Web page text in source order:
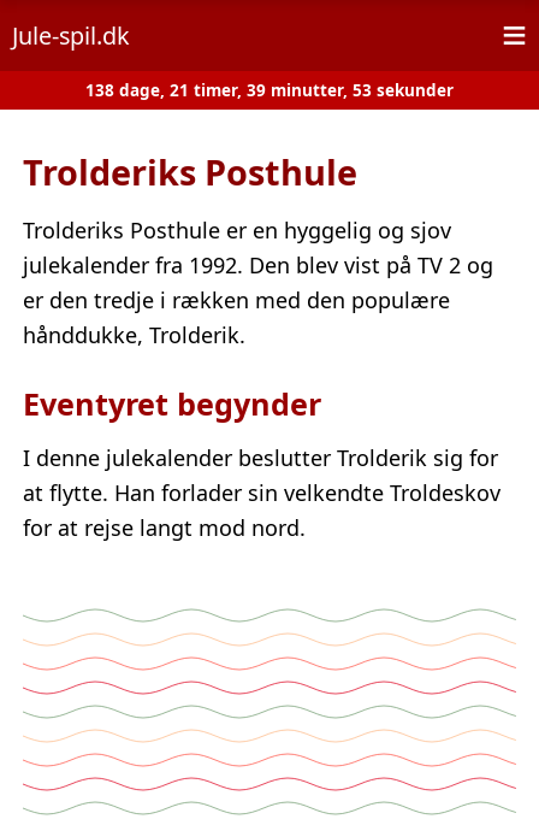
Jule-spil.dk ≡
138 dage, 21 timer, 39 minutter, 53 sekunder
Trolderiks Posthule
Trolderiks Posthule er en hyggelig og sjov
julekalender fra 1992. Den blev vist på TV 2 og
er den tredje i rækken med den populære
hånddukke, Trolderik.
Eventyret begynder
I denne julekalender beslutter Trolderik sig for
at flytte. Han forlader sin velkendte Troldeskov
for at rejse langt mod nord.